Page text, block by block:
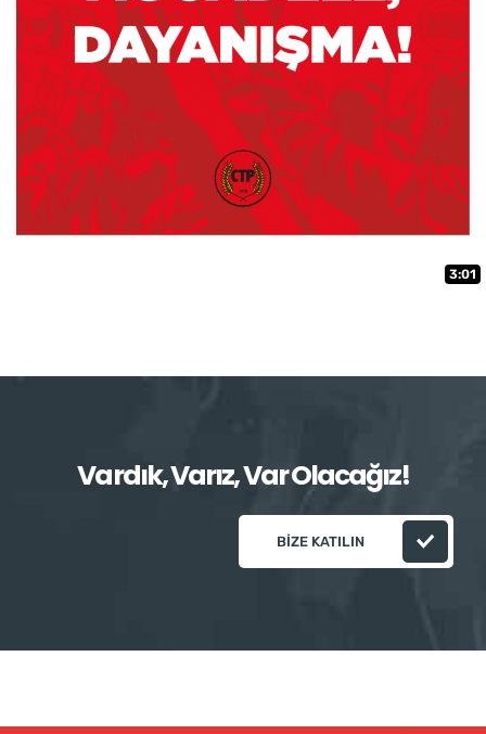
3:01
Vardık, Varız, Var Olacağız!
BIZE KATILIN